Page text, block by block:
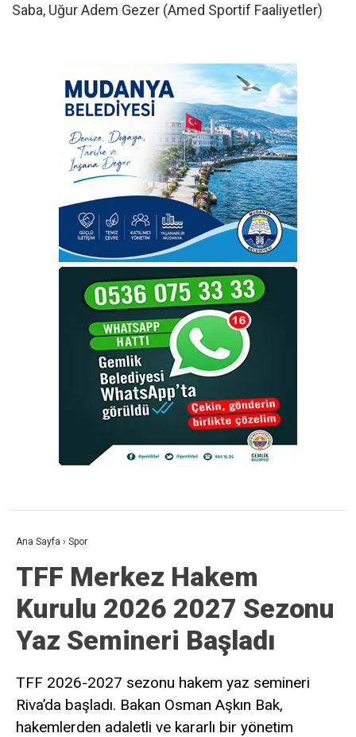
Saba, Uğur Adem Gezer (Amed Sportif Faaliyetler)
Ana Sayfa › Spor
TFF Merkez Hakem
Kurulu 2026 2027 Sezonu
Yaz Semineri Başladı
TFF 2026-2027 sezonu hakem yaz semineri
Riva’da başladı. Bakan Osman Aşkın Bak,
hakemlerden adaletli ve kararlı bir yönetim